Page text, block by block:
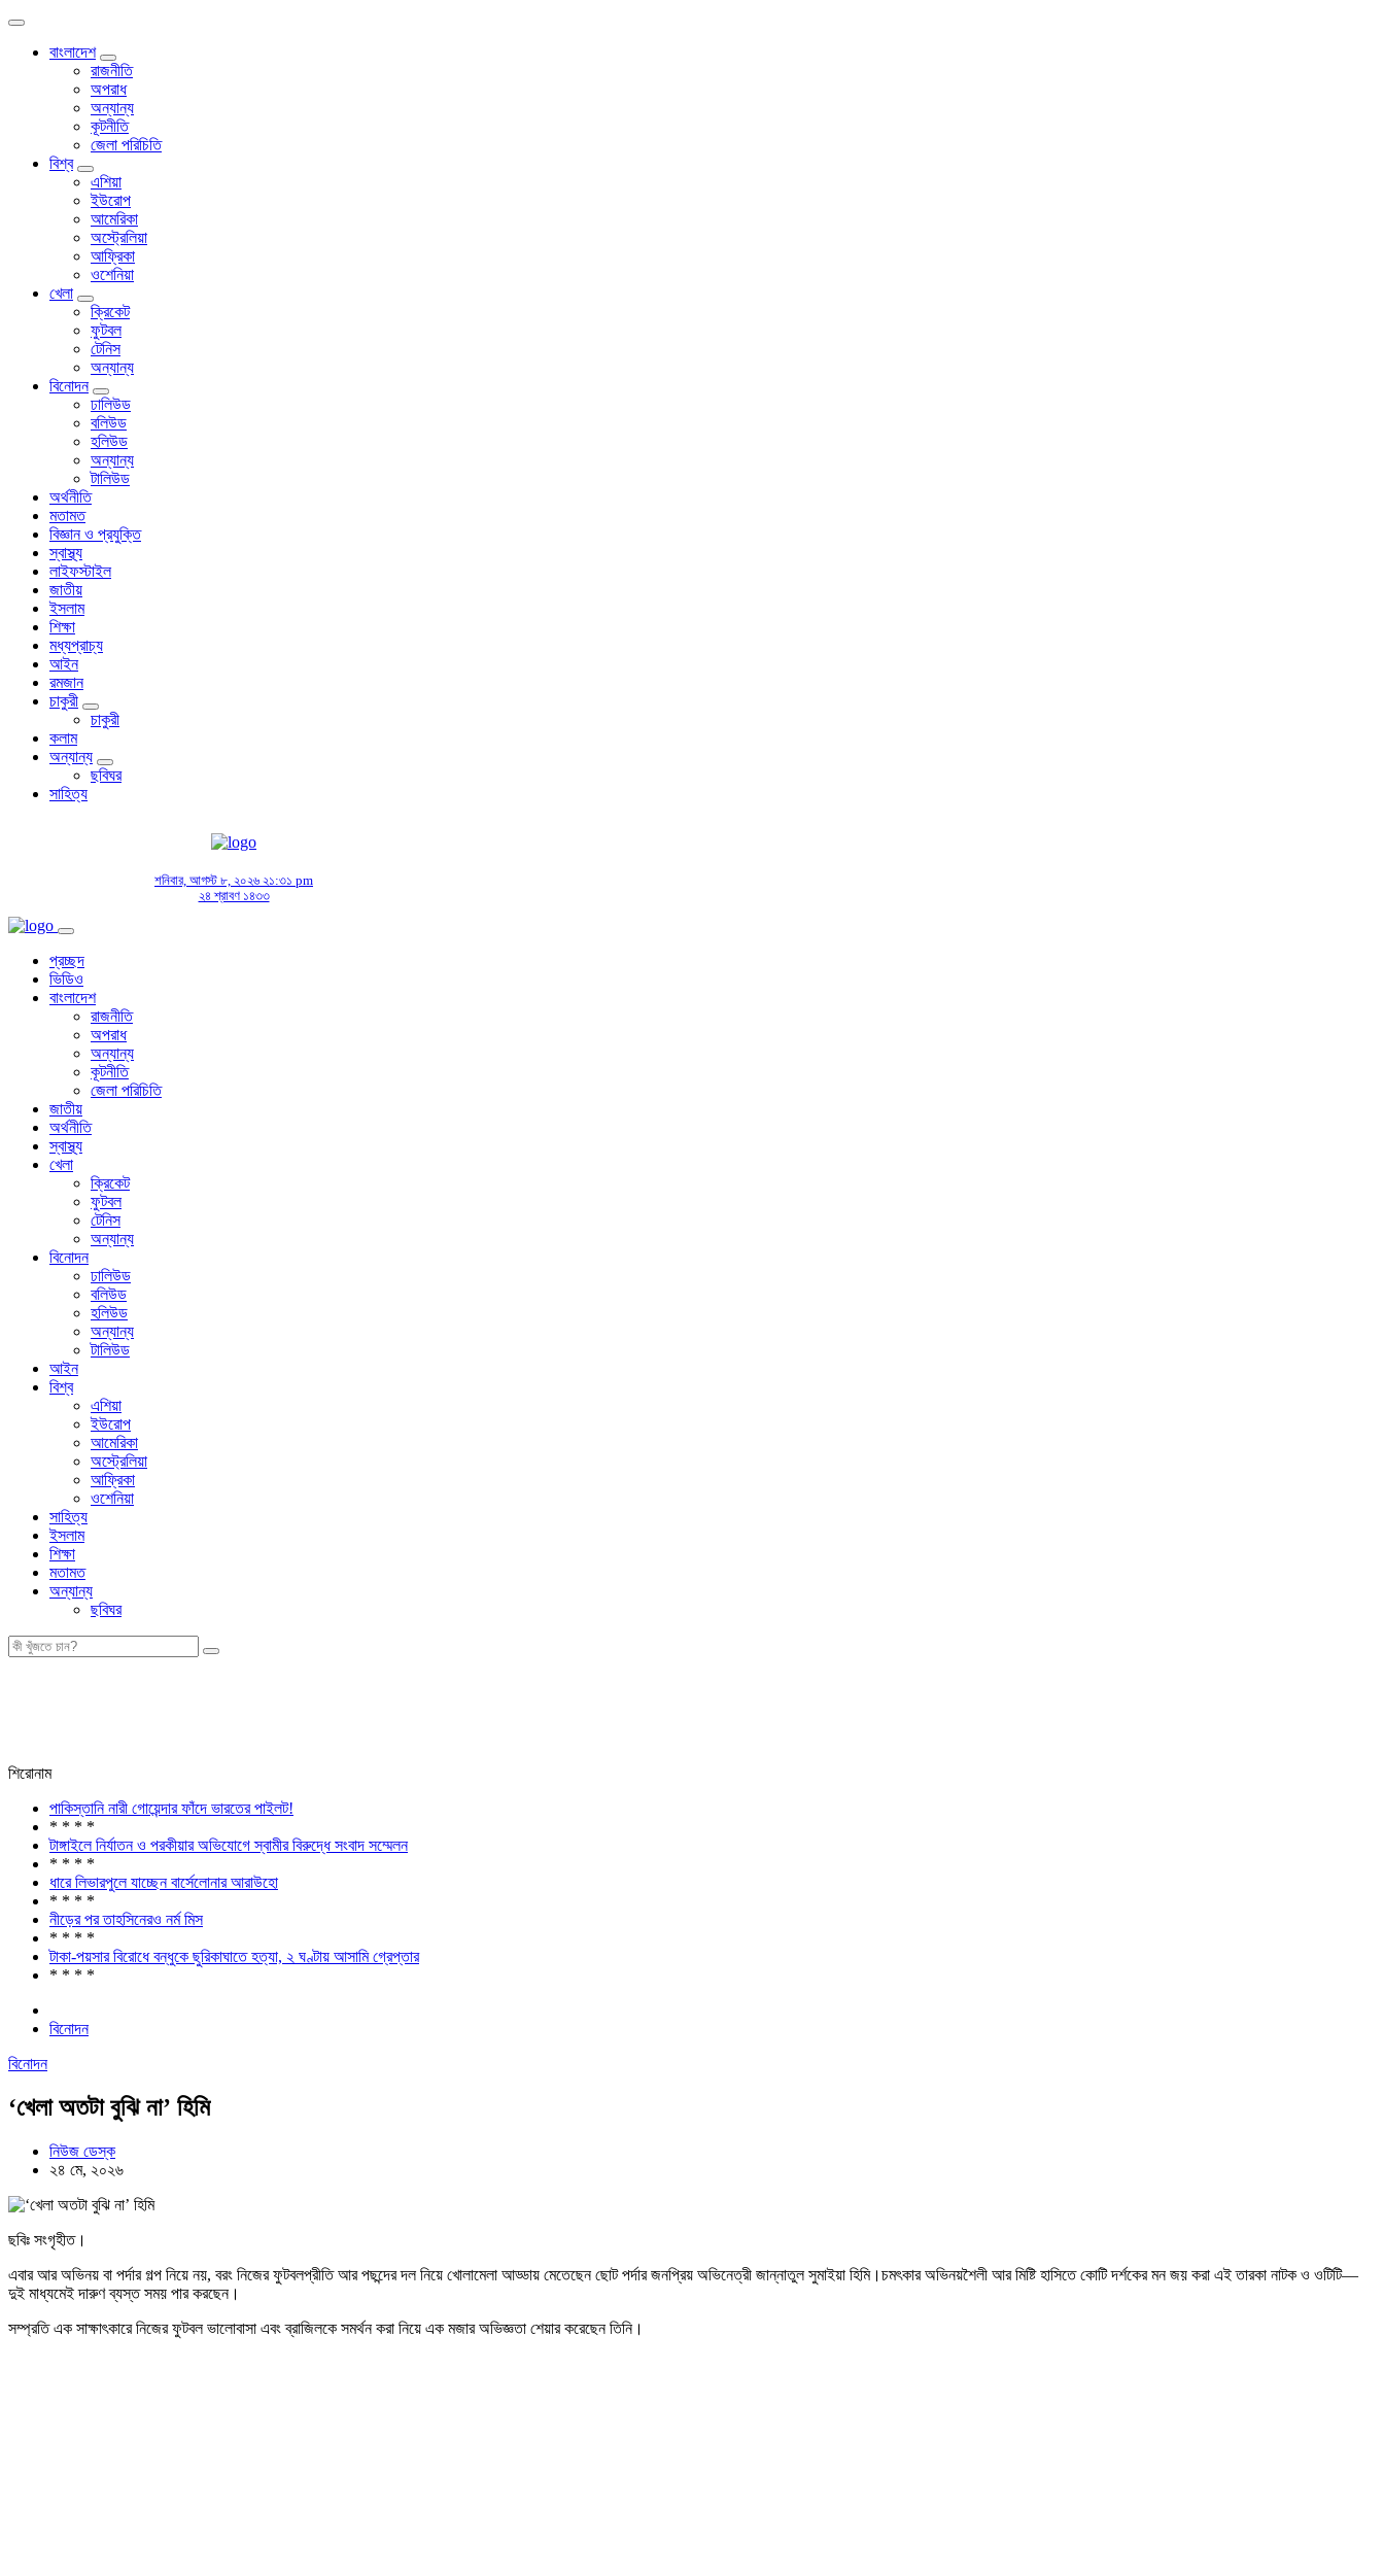
বাংলাদেশ
রাজনীতি
অপরাধ
অন্যান্য
কূটনীতি
জেলা পরিচিতি
বিশ্ব
এশিয়া
ইউরোপ
আমেরিকা
অস্ট্রেলিয়া
আফ্রিকা
ওশেনিয়া
খেলা
ক্রিকেট
ফুটবল
টেনিস
অন্যান্য
বিনোদন
ঢালিউড
বলিউড
হলিউড
অন্যান্য
টালিউড
অর্থনীতি
মতামত
বিজ্ঞান ও প্রযুক্তি
স্বাস্থ্য
লাইফস্টাইল
জাতীয়
ইসলাম
শিক্ষা
মধ্যপ্রাচ্য
আইন
রমজান
চাকুরী
চাকুরী
কলাম
অন্যান্য
ছবিঘর
সাহিত্য
শনিবার, আগস্ট ৮, ২০২৬ ২১:৩১ pm
২৪ শ্রাবণ ১৪৩৩
প্রচ্ছদ
ভিডিও
বাংলাদেশ
রাজনীতি
অপরাধ
অন্যান্য
কূটনীতি
জেলা পরিচিতি
জাতীয়
অর্থনীতি
স্বাস্থ্য
খেলা
ক্রিকেট
ফুটবল
টেনিস
অন্যান্য
বিনোদন
ঢালিউড
বলিউড
হলিউড
অন্যান্য
টালিউড
আইন
বিশ্ব
এশিয়া
ইউরোপ
আমেরিকা
অস্ট্রেলিয়া
আফ্রিকা
ওশেনিয়া
সাহিত্য
ইসলাম
শিক্ষা
মতামত
অন্যান্য
ছবিঘর
শিরোনাম
পাকিস্তানি নারী গোয়েন্দার ফাঁদে ভারতের পাইলট!
* * * *
টাঙ্গাইলে নির্যাতন ও পরকীয়ার অভিযোগে স্বামীর বিরুদ্ধে সংবাদ সম্মেলন
* * * *
ধারে লিভারপুলে যাচ্ছেন বার্সেলোনার আরাউহো
* * * *
নীড়ের পর তাহসিনেরও নর্ম মিস
* * * *
টাকা-পয়সার বিরোধে বন্ধুকে ছুরিকাঘাতে হত্যা, ২ ঘণ্টায় আসামি গ্রেপ্তার
* * * *
বিনোদন
বিনোদন
‘খেলা অতটা বুঝি না’ হিমি
নিউজ ডেস্ক
২৪ মে, ২০২৬
ছবিঃ সংগৃহীত।
এবার আর অভিনয় বা পর্দার গল্প নিয়ে নয়, বরং নিজের ফুটবলপ্রীতি আর পছন্দের দল নিয়ে খোলামেলা আড্ডায় মেতেছেন ছোট পর্দার জনপ্রিয় অভিনেত্রী জান্নাতুল সুমাইয়া হিমি।চমৎকার অভিনয়শৈলী আর মিষ্টি হাসিতে কোটি দর্শকের মন জয় করা এই তারকা নাটক ও ওটিটি—
দুই মাধ্যমেই দারুণ ব্যস্ত সময় পার করছেন।
সম্প্রতি এক সাক্ষাৎকারে নিজের ফুটবল ভালোবাসা এবং ব্রাজিলকে সমর্থন করা নিয়ে এক মজার অভিজ্ঞতা শেয়ার করেছেন তিনি।